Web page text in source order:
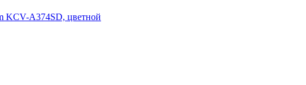
KCV-A374SD, цветной